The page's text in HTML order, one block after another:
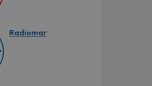
Radiomar